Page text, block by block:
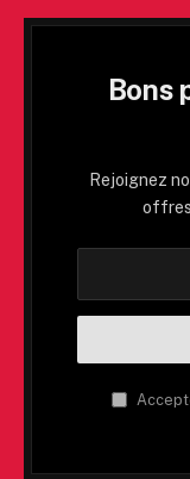
Bons
Rejoignez